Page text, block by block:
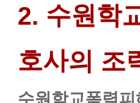
2. 수원학
호사의 조
수원학교폭력